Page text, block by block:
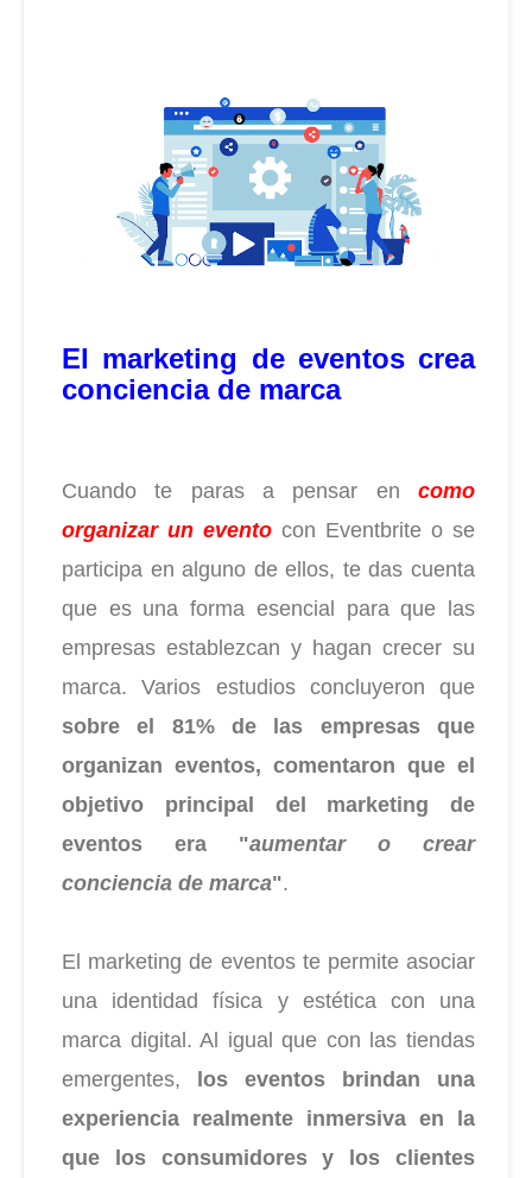
El marketing de eventos crea
conciencia de marca
Cuando te paras a pensar en como
organizar un evento con Eventbrite o se
participa en alguno de ellos, te das cuenta
que es una forma esencial para que las
empresas establezcan y hagan crecer su
marca. Varios estudios concluyeron que
sobre el 81% de las empresas que
organizan eventos, comentaron que el
objetivo principal del marketing de
eventos era "aumentar o crear
conciencia de marca".
El marketing de eventos te permite asociar
una identidad física y estética con una
marca digital. Al igual que con las tiendas
emergentes, los eventos brindan una
experiencia realmente inmersiva en la
que los consumidores y los clientes